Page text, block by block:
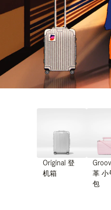
Original 登
机箱
革 小
包